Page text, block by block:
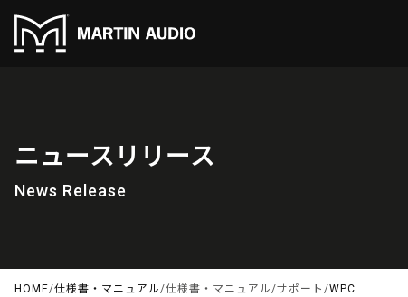
ニュースリリース
News Release
HOME/仕様書・マニュアル/仕様書・マニュアル/サポート /WPC